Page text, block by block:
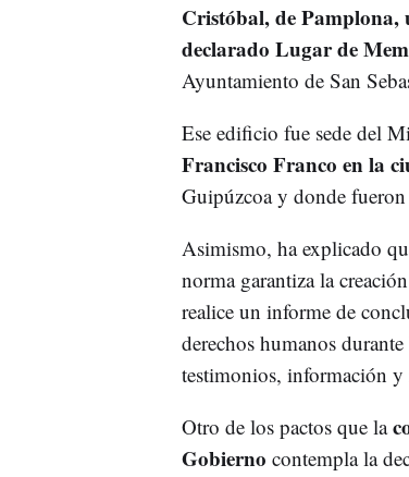
Cristóbal, de Pamplona,
declarado Lugar de
Ayuntamiento de San
Ese edificio fue sede del
Francisco Franco en la
Guipúzcoa y donde
Asimismo, ha explicado
norma garantiza la
realice un informe de
derechos humanos durante
testimonios, información
Otro de los pactos que la
Gobierno contempla la